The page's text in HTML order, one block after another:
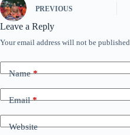
PREVIOUS
Leave a Reply
Your email address will not be
Name*
Email*
Website